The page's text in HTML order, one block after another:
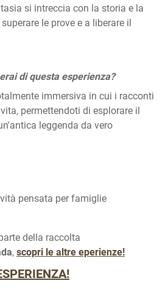
si intreccia con la storia e la
le prove e a liberare il
di questa esperienza?
immersiva in cui i racconti
permettendoti di esplorare il
leggenda da vero
pensata per famiglie
della raccolta
, scopri le altre eperienze!